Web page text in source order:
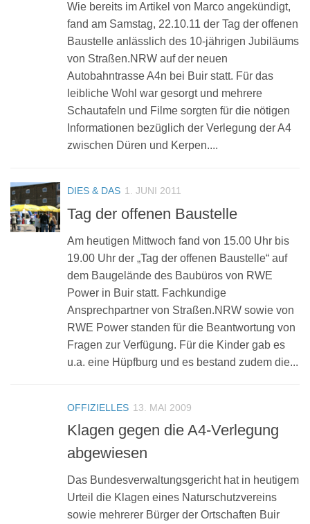
Wie bereits im Artikel von Marco angekündigt,
fand am Samstag, 22.10.11 der Tag der offenen
Baustelle anlässlich des 10-jährigen Jubiläums
von Straßen.NRW auf der neuen
Autobahntrasse A4n bei Buir statt. Für das
leibliche Wohl war gesorgt und mehrere
Schautafeln und Filme sorgten für die nötigen
Informationen bezüglich der Verlegung der A4
zwischen Düren und Kerpen....
DIES & DAS 1. JUNI 2011
Tag der offenen Baustelle
Am heutigen Mittwoch fand von 15.00 Uhr bis
19.00 Uhr der „Tag der offenen Baustelle“ auf
dem Baugelände des Baubüros von RWE
Power in Buir statt. Fachkundige
Ansprechpartner von Straßen.NRW sowie von
RWE Power standen für die Beantwortung von
Fragen zur Verfügung. Für die Kinder gab es
u.a. eine Hüpfburg und es bestand zudem die...
OFFIZIELLES 13. MAI 2009
Klagen gegen die A4-Verlegung
abgewiesen
Das Bundesverwaltungsgericht hat in heutigem
Urteil die Klagen eines Naturschutzvereins
sowie mehrerer Bürger der Ortschaften Buir